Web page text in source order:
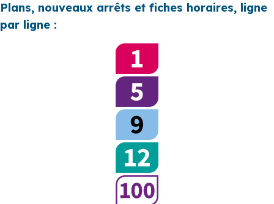
Plans, nouveaux arrêts et fiches horaires, ligne
par ligne :